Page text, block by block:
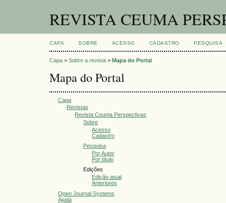
REVISTA CEUMA
CAPA SOBRE ACESSO CADASTRO PESQUISA
Capa > Sobre a revista > Mapa do Portal
Mapa do Portal
Capa
Revistas
Revista Ceuma Perspectivas
Sobre
Acesso
Cadastro
Pesquisa
Por Autor
Por título
Edições
Edição atual
Anteriores
Open Journal Systems
Ajuda